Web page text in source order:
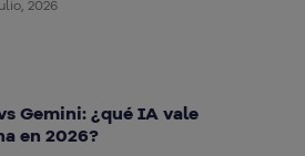
2026
Gemini: ¿qué IA vale
en 2026?